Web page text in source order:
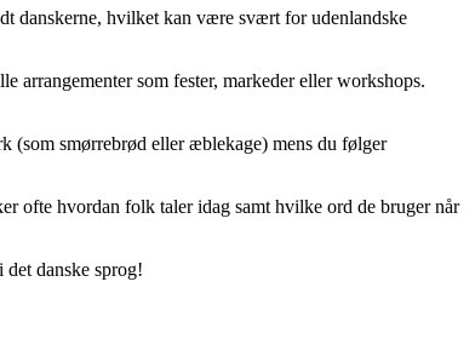
danskerne, hvilket kan være svært for udenlandske
som fester, markeder eller workshops.
smørrebrød eller æblekage) mens du følger
ofte hvordan folk taler idag samt hvilke ord de bruger når
danske sprog!